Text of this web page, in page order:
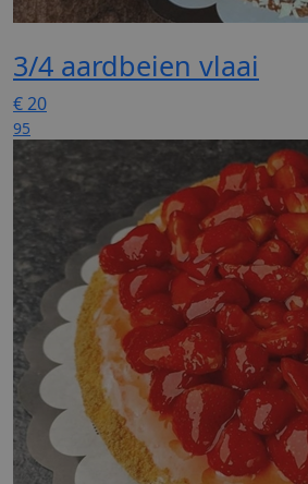
3/4 aardbeien vlaai
€20
95